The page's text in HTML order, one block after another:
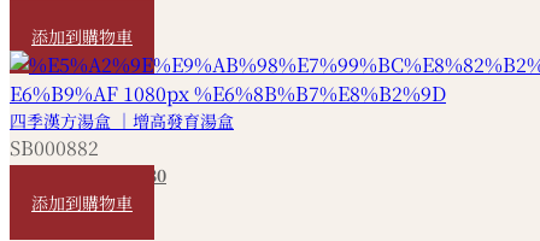
添加到購物車
四季漢方湯盒 ｜增高發育湯盒
SB000882
230
添加到購物車